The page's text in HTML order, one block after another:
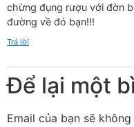
chừng đụng rượu với đờn
đường về đó bạn!!!
Trả lời
Để lại một
Email của bạn sẽ